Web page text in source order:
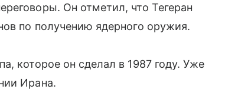
Он отметил, что Тегеран
по получению ядерного оружия.
которое он сделал в 1987 году. Уже
Ирана.